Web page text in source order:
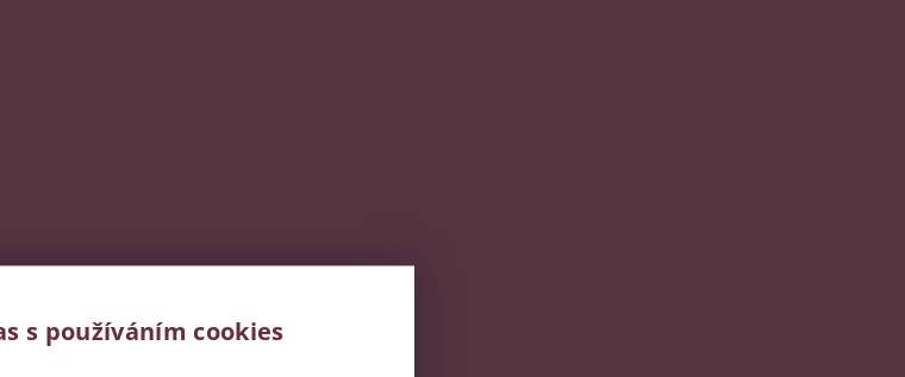
s používáním cookies